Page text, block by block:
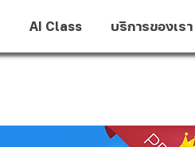
AI Class บริการของเรา